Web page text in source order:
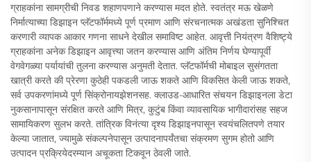
ग्राहकांना सामग्रीची निवड शहाणपणाने करण्यास मदत होते. स्वतंत्र मऊ खेळणे
निर्मात्याच्या डिझाइन प्लॅटफॉर्ममध्ये पूर्ण प्रमाण आणि संरचनात्मक अखंडता सुनिश्चित
करणारी व्यापक आकार गणना साधने देखील समाविष्ट आहेत. आवृत्ती नियंत्रण वैशिष्ट्ये
ग्राहकांना अनेक डिझाइन आवृत्त्या जतन करण्यास आणि अंतिम निर्णय घेण्यापूर्वी
वेगवेगळ्या पर्यायांची तुलना करण्यास अनुमती देतात. प्लॅटफॉर्मची मोबाइल सुसंगतता
खात्री करते की प्रेरणा कुठेही पकडली जाऊ शकते आणि विकसित केली जाऊ शकते,
सर्व उपकरणांमध्ये पूर्ण सिंक्रोनायझेशनसह. क्लाउड-आधारित संचयन डिझाइनला डेटा
नुकसानापासून संरक्षित करते आणि मित्र, कुटुंब किंवा व्यावसायिक भागीदारांसह सहज
सामायिकरण सुलभ करते. तांत्रिक विनंत्या दृश्य डिझाइनपासून स्वयंचलितपणे तयार
केल्या जातात, ज्यामुळे संकल्पनेपासून उत्पादनापर्यंतचा संक्रमण सुगम होतो आणि
उत्पादन प्रक्रियेदरम्यान अचूकता टिकवून ठेवली जाते.